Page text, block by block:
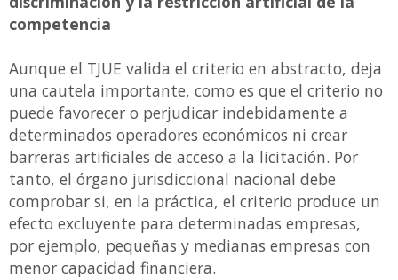
competencia
Aunque el TJUE valida el criterio en abstracto, deja
una cautela importante, como es que el criterio no
puede favorecer o perjudicar indebidamente a
determinados operadores económicos ni crear
barreras artificiales de acceso a la licitación. Por
tanto, el órgano jurisdiccional nacional debe
comprobar si, en la práctica, el criterio produce un
efecto excluyente para determinadas empresas,
por ejemplo, pequeñas y medianas empresas con
menor capacidad financiera.